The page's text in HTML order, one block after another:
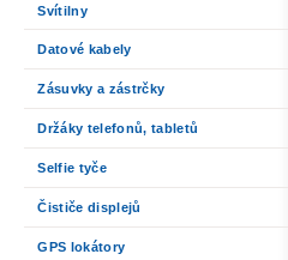
Svítilny
Datové kabely
Zásuvky a zástrčky
Držáky telefonů, tabletů
Selfie tyče
Čističe displejů
GPS lokátory